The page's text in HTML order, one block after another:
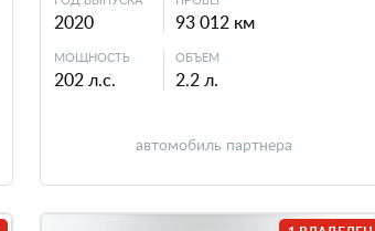
2020 93 012 км
МОЩНОСТЬ
202 л.с.
ОБЪЕМ
2.2 л.
автомобиль партнера